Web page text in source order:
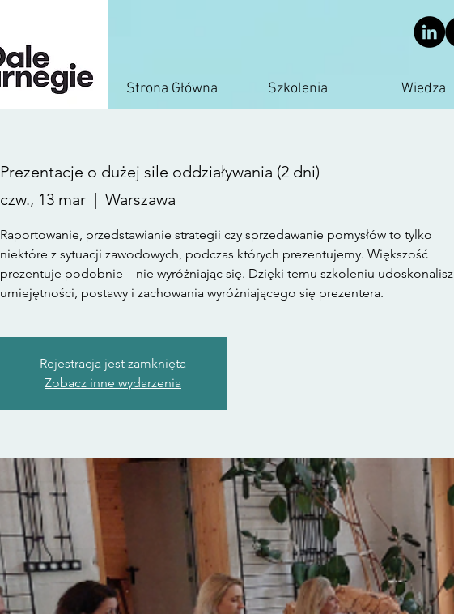
Strona Główna Szkolenia Wiedza
Prezentacje o dużej sile oddziaływania (2 dni)
czw., 13 mar
  |
Warszawa
Raportowanie, przedstawianie strategii czy sprzedawanie pomysłów to tylko
niektóre z sytuacji zawodowych, podczas których prezentujemy. Większość
prezentuje podobnie – nie wyróżniając się. Dzięki temu szkoleniu udoskonalisz
umiejętności, postawy i zachowania wyróżniającego się prezentera.
Rejestracja jest zamknięta
Zobacz inne wydarzenia